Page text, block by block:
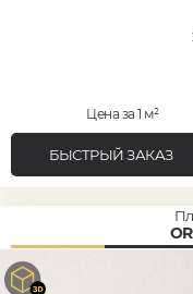
Цена за 1 м²
БЫСТРЫЙ ЗАКАЗ